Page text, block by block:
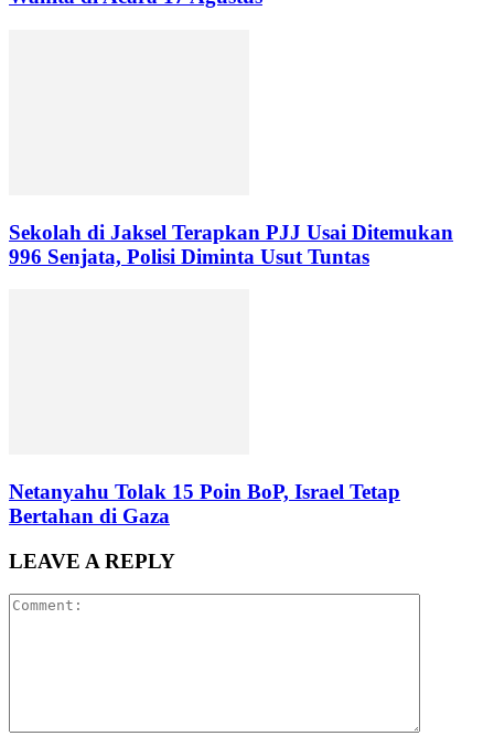
Sekolah di Jaksel Terapkan PJJ Usai Ditemukan
996 Senjata, Polisi Diminta Usut Tuntas
Netanyahu Tolak 15 Poin BoP, Israel Tetap
Bertahan di Gaza
LEAVE A REPLY